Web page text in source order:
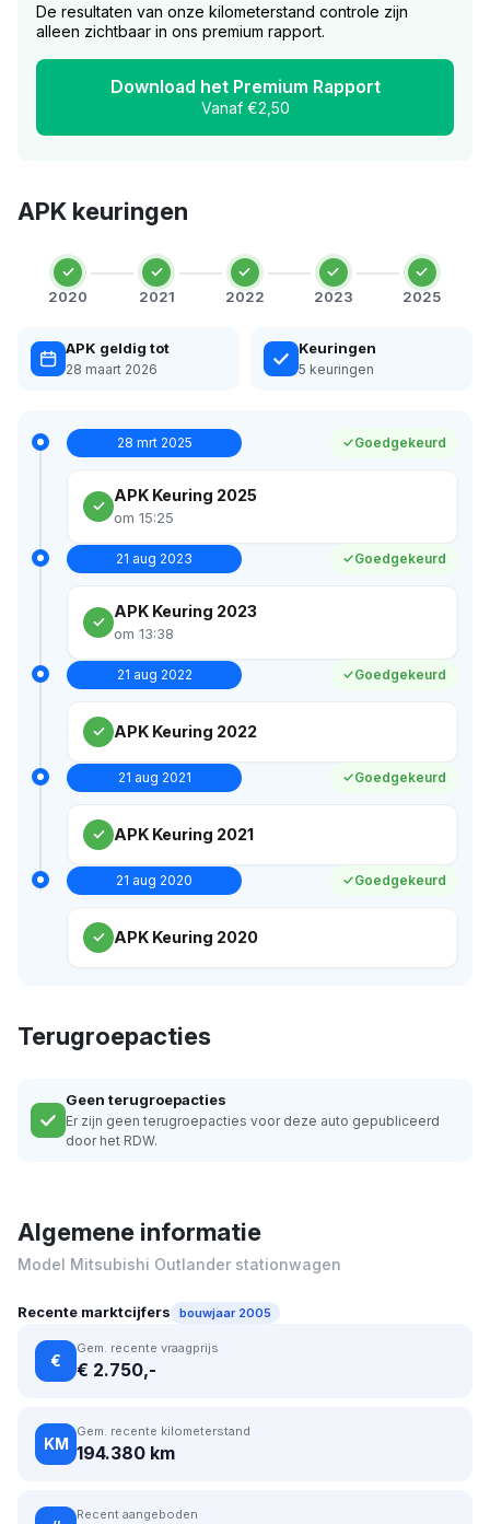
De resultaten van onze kilometerstand controle zijn
alleen zichtbaar in ons premium rapport.
Download het Premium Rapport
Vanaf €2,50
APK keuringen
2020 2021 2022 2023 2025
APK geldig tot
28 maart 2026
Keuringen
5 keuringen
28 mrt 2025 Goedgekeurd
APK Keuring 2025
om 15:25
21 aug 2023 Goedgekeurd
APK Keuring 2023
om 13:38
21 aug 2022 Goedgekeurd
APK Keuring 2022
21 aug 2021 Goedgekeurd
APK Keuring 2021
21 aug 2020 Goedgekeurd
APK Keuring 2020
Terugroepacties
Geen terugroepacties
Er zijn geen terugroepacties voor deze auto gepubliceerd
door het RDW.
Algemene informatie
Model Mitsubishi Outlander stationwagen
Recente marktcijfers bouwjaar 2005
€
Gem. recente vraagprijs
€ 2.750,-
KM
Gem. recente kilometerstand
194.380 km
Recent aangeboden